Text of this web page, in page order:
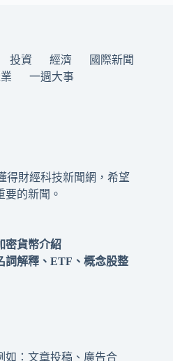
投資 經濟
國際新聞
一週大事
得財經科技新聞網，希望
要的新聞。
密貨幣介紹
詞解釋、ETF、概念股整
如：文章投稿、廣告合